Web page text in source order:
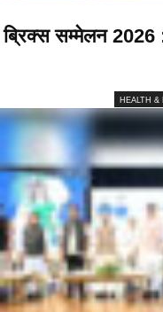
ब्रिक्स सम्मेलन 2026
HEALTH &